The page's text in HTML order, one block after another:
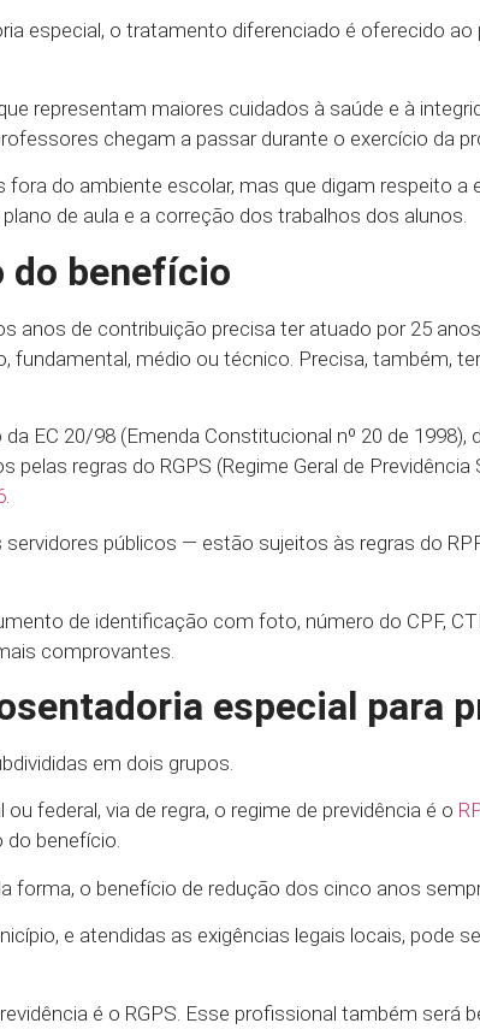
especial, o tratamento diferenciado é oferecido ao
representam maiores cuidados à saúde e à
chegam a passar durante o exercício da
do ambiente escolar, mas que digam respeito a
de aula e a correção dos trabalhos dos alunos.
do benefício
anos de contribuição precisa ter atuado por 25
médio ou técnico. Precisa, também,
EC 20/98 (Emenda Constitucional nº 20 de 1998),
regras do RGPS (Regime Geral de Previdência
públicos — estão sujeitos às regras do
de identificação com foto, número do CPF,
comprovantes.
especial para
em dois grupos.
federal, via de regra, o regime de previdência é o
do benefício.
forma, o benefício de redução dos cinco anos
e atendidas as exigências legais locais, pode
é o RGPS. Esse profissional também será